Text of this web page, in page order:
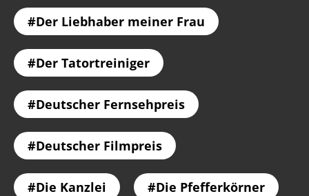
Der Liebhaber meiner Frau
Der Tatortreiniger
Deutscher Fernsehpreis
Deutscher Filmpreis
Die Kanzlei Die Pfefferkörner